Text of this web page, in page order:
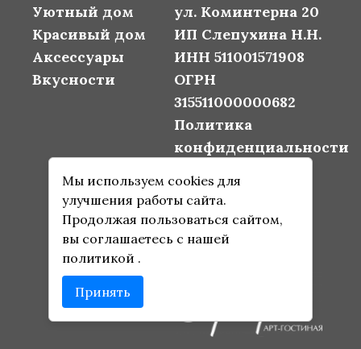
Уютный дом
Красивый дом
Аксессуары
Вкусности
ул. Коминтерна 20
ИП Слепухина Н.Н.
ИНН 511001571908
ОГРН
315511000000682
Политика
конфиденциальности
обработку
персональных
данных
Мы используем cookies для
улучшения работы сайта.
Продолжая пользоваться сайтом,
вы соглашаетесь с нашей
политикой .
Принять